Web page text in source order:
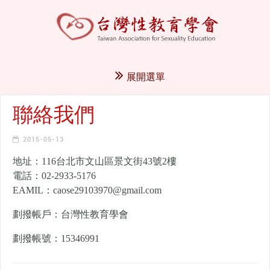
展開選單
聯絡我們
2015-05-13
地址：116台北市文山區景文街43號2樓
電話：02-2933-5176
EAMIL：caose29103970@gmail.com
劃撥帳戶：台灣性教育學會
劃撥帳號：15346991